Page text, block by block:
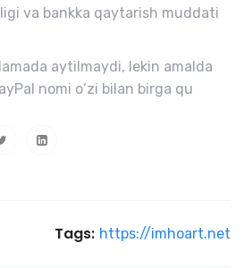
va bankka qaytarish muddati
aytilmaydi, lekin amalda
nomi o‘zi bilan birga qu
Tags: https://imhoart.net